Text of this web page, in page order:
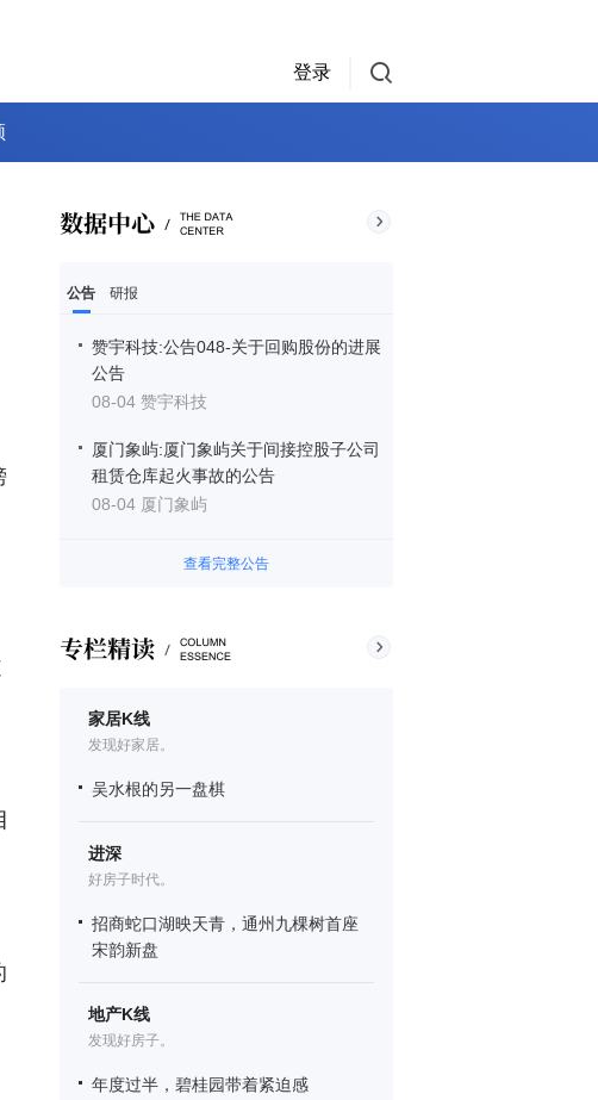
登录
公告 研报
赞宇科技:公告048-关于回购股份的进展
公告
08-04 赞宇科技
厦门象屿:厦门象屿关于间接控股子公司
租赁仓库起火事故的公告
08-04 厦门象屿
查看完整公告
家居K线
发现好家居。
吴水根的另一盘棋
进深
好房子时代。
招商蛇口湖映天青，通州九棵树首座
宋韵新盘
地产K线
发现好房子。
年度过半，碧桂园带着紧迫感